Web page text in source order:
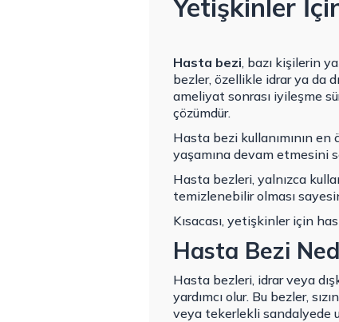
Yetişkinler
Hasta bezi, bazı kişilerin
bezler, özellikle idrar ya da
ameliyat sonrası iyileşme
çözümdür.
Hasta bezi kullanımının
yaşamına devam etmesini
Hasta bezleri, yalnızca
temizlenebilir olması
Kısacası, yetişkinler için
Hasta Bezi
Hasta bezleri, idrar veya
yardımcı olur. Bu bezler,
veya tekerlekli sandalyede